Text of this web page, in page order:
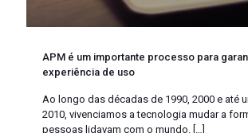
APM é um importante processo para
experiência de uso
Ao longo das décadas de 1990, 2000 e até
2010, vivenciamos a tecnologia mudar a
pessoas lidavam com o mundo. […]